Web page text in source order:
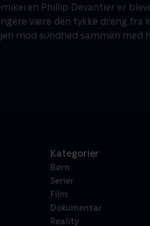
Phillip Devantier er
være den tykke dreng fra
mod sundhed sammen med
Kategorier
Børn
Serier
Film
Dokumentar
Reality